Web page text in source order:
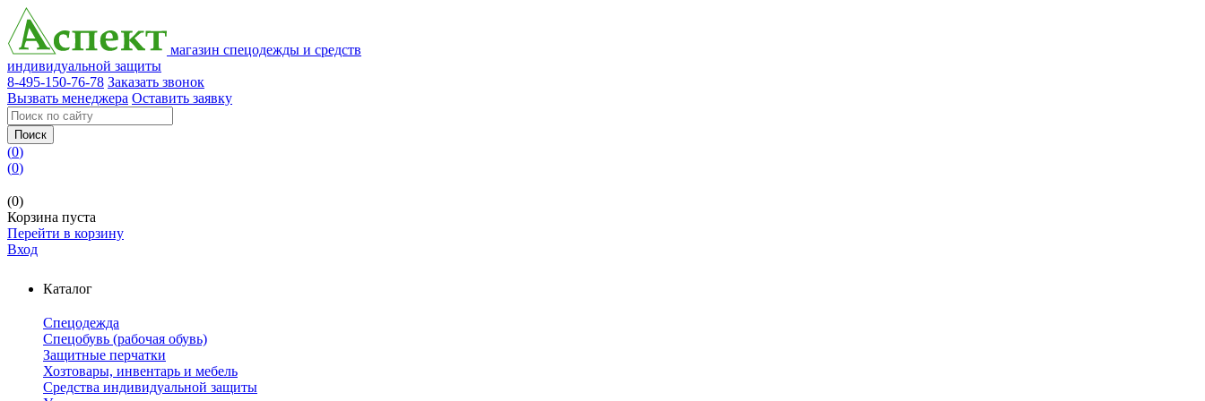
магазин спецодежды и средств
индивидуальной защиты
8-495-150-76-78 Заказать звонок
Вызвать менеджера Оставить заявку
Поиск
(0)
(0)
(0)
Корзина пуста
Перейти в корзину
Вход
Каталог
Спецодежда
Спецобувь (рабочая обувь)
Защитные перчатки
Хозтовары, инвентарь и мебель
Средства индивидуальной защиты